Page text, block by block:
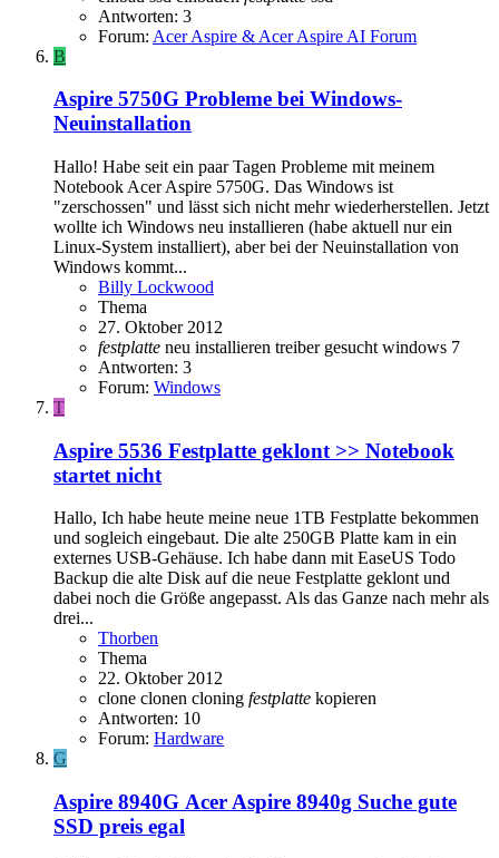
Antworten: 3
Forum: Acer Aspire & Acer Aspire AI Forum
B
Aspire 5750G Probleme bei Windows-
Neuinstallation
Hallo! Habe seit ein paar Tagen Probleme mit meinem
Notebook Acer Aspire 5750G. Das Windows ist
"zerschossen" und lässt sich nicht mehr wiederherstellen. Jetzt
wollte ich Windows neu installieren (habe aktuell nur ein
Linux-System installiert), aber bei der Neuinstallation von
Windows kommt...
Billy Lockwood
Thema
27. Oktober 2012
festplatte neu installieren treiber gesucht windows 7
Antworten: 3
Forum: Windows
T
Aspire 5536 Festplatte geklont >> Notebook
startet nicht
Hallo, Ich habe heute meine neue 1TB Festplatte bekommen
und sogleich eingebaut. Die alte 250GB Platte kam in ein
externes USB-Gehäuse. Ich habe dann mit EaseUS Todo
Backup die alte Disk auf die neue Festplatte geklont und
dabei noch die Größe angepasst. Als das Ganze nach mehr als
drei...
Thorben
Thema
22. Oktober 2012
clone clonen cloning festplatte kopieren
Antworten: 10
Forum: Hardware
G
Aspire 8940G Acer Aspire 8940g Suche gute
SSD preis egal